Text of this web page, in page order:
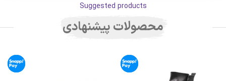
Suggested products
محصولات پیشنهادی